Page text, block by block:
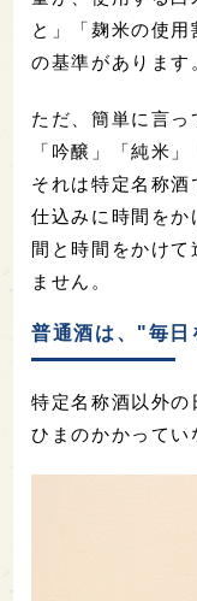
と」「麹米の使
の基準があります
ただ、簡単に言っ
「吟醸」「純米
それは特定名称酒
仕込みに時間を
間と時間をかけ
ません。
普通酒は、"毎日
特定名称酒以外の
ひまのかかってい